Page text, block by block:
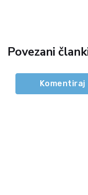
Povezani
Komentiraj